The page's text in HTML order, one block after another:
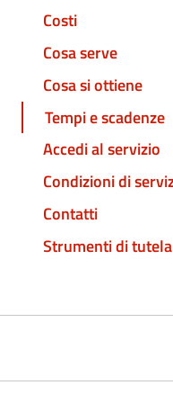
Costi
Cosa serve
Cosa si ottiene
Tempi e scadenze
Accedi al servizio
Condizioni di
Contatti
Strumenti di tutela